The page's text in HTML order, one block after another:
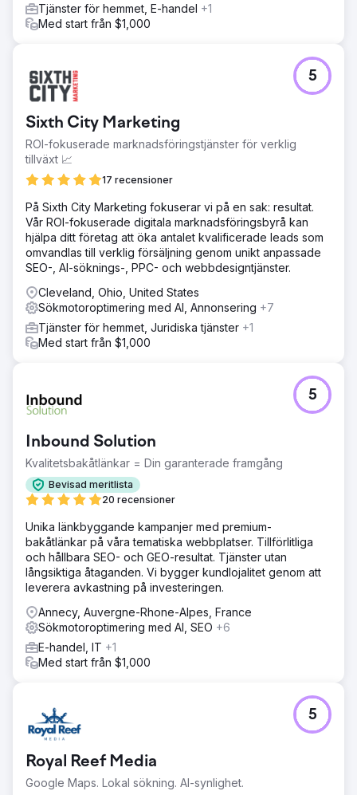
Tjänster för hemmet, E-handel +1
Med start från $1,000
Sixth City Marketing
ROI-fokuserade marknadsföringstjänster för verklig
tillväxt 📈
17 recensioner
5
På Sixth City Marketing fokuserar vi på en sak: resultat.
Vår ROI-fokuserade digitala marknadsföringsbyrå kan
hjälpa ditt företag att öka antalet kvalificerade leads som
omvandlas till verklig försäljning genom unikt anpassade
SEO-, AI-söknings-, PPC- och webbdesigntjänster.
Cleveland, Ohio, United States
Sökmotoroptimering med AI, Annonsering +7
Tjänster för hemmet, Juridiska tjänster +1
Med start från $1,000
Inbound Solution
Kvalitetsbakåtlänkar = Din garanterade framgång
Bevisad meritlista
20 recensioner
5
Unika länkbyggande kampanjer med premium-
bakåtlänkar på våra tematiska webbplatser. Tillförlitliga
och hållbara SEO- och GEO-resultat. Tjänster utan
långsiktiga åtaganden. Vi bygger kundlojalitet genom att
leverera avkastning på investeringen.
Annecy, Auvergne-Rhone-Alpes, France
Sökmotoroptimering med AI, SEO +6
E-handel, IT +1
Med start från $1,000
Royal Reef Media
Google Maps. Lokal sökning. AI-synlighet.
5